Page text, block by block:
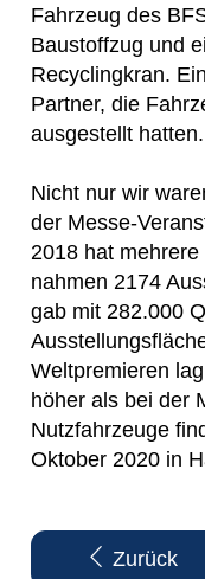
Fahrzeug des
Baustoffzug und
Recyclingkran.
Partner, die
ausgestellt hatten.
Nicht nur wir
der Messe-
2018 hat
nahmen 2174
gab mit 282.000
Weltpremieren
höher als bei der
Nutzfahrzeuge
Oktober 2020 in
Zurück